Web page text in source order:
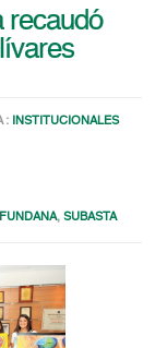
recaudó
: INSTITUCIONALES
,SUBASTA